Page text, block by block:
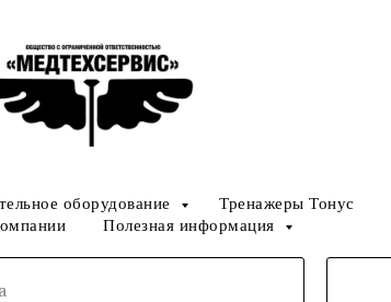
оборудование Тренажеры Тонус
Полезная информация